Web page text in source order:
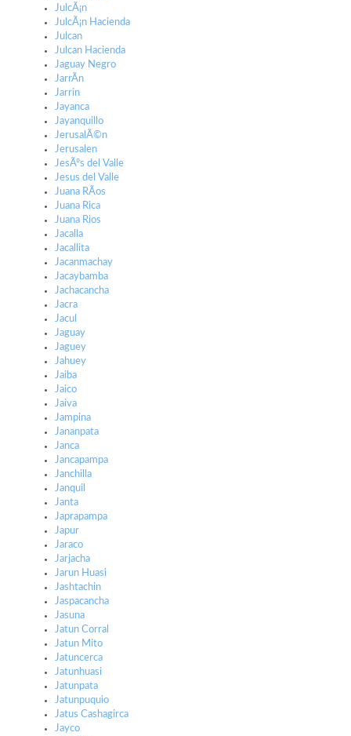
JulcÃ¡n
JulcÃ¡n Hacienda
Julcan
Julcan Hacienda
Jaguay Negro
JarrÃ­n
Jarrin
Jayanca
Jayanquillo
JerusalÃ©n
Jerusalen
JesÃºs del Valle
Jesus del Valle
Juana RÃ­os
Juana Rica
Juana Rios
Jacalla
Jacallita
Jacanmachay
Jacaybamba
Jachacancha
Jacra
Jacul
Jaguay
Jaguey
Jahuey
Jaiba
Jaico
Jaiva
Jampina
Jananpata
Janca
Jancapampa
Janchilla
Janquil
Janta
Japrapampa
Japur
Jaraco
Jarjacha
Jarun Huasi
Jashtachin
Jaspacancha
Jasuna
Jatun Corral
Jatun Mito
Jatuncerca
Jatunhuasi
Jatunpata
Jatunpuquio
Jatus Cashagirca
Jayco